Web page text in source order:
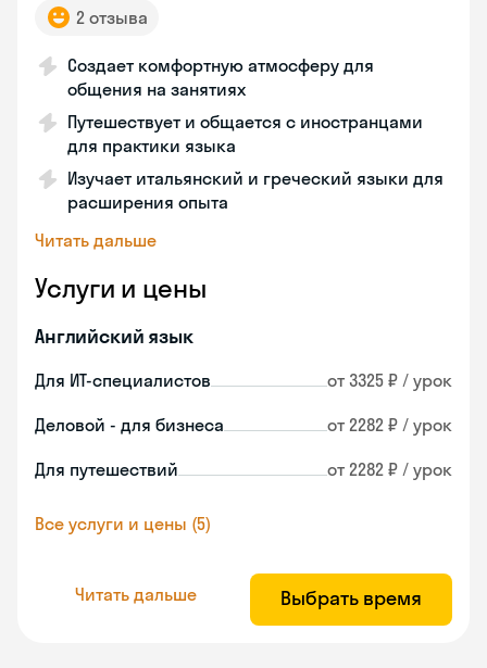
2 отзыва
Создает комфортную атмосферу для
общения на занятиях
Путешествует и общается с иностранцами
для практики языка
Изучает итальянский и греческий языки для
расширения опыта
Читать дальше
Услуги и цены
Английский язык
Для ИТ-специалистов от 3325 ₽ / урок
Деловой - для бизнеса от 2282 ₽ / урок
Для путешествий от 2282 ₽ / урок
Все услуги и цены (5)
Читать дальше Выбрать время